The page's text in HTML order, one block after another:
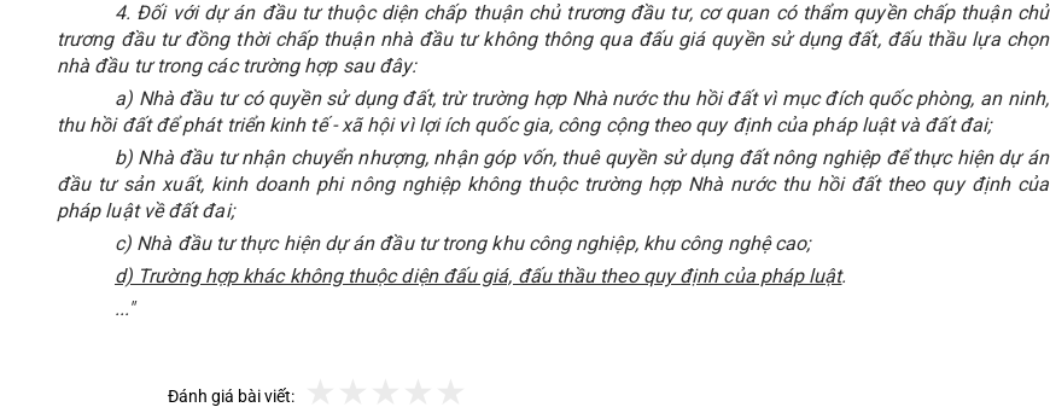
4. Đối với dự án đầu tư thuộc diện chấp thuận chủ trương đầu tư, cơ quan có thẩm quyền chấp thuận chủ
trương đầu tư đồng thời chấp thuận nhà đầu tư không thông qua đấu giá quyền sử dụng đất, đấu thầu lựa chọn
nhà đầu tư trong các trường hợp sau đây:
a) Nhà đầu tư có quyền sử dụng đất, trừ trường hợp Nhà nước thu hồi đất vì mục đích quốc phòng, an ninh,
thu hồi đất để phát triển kinh tế - xã hội vì lợi ích quốc gia, công cộng theo quy định của pháp luật và đất đai;
b) Nhà đầu tư nhận chuyển nhượng, nhận góp vốn, thuê quyền sử dụng đất nông nghiệp để thực hiện dự án
đầu tư sản xuất, kinh doanh phi nông nghiệp không thuộc trường hợp Nhà nước thu hồi đất theo quy định của
pháp luật về đất đai;
c) Nhà đầu tư thực hiện dự án đầu tư trong khu công nghiệp, khu công nghệ cao;
d) Trường hợp khác không thuộc diện đấu giá, đấu thầu theo quy định của pháp luật.
..."
Đánh giá bài viết: